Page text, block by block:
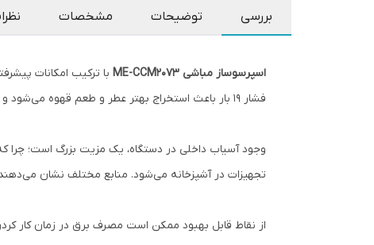
بررسی توضیحات مشخصات
اسپرسوساز مباشی ME-CCM2073
با ترکیب امکانات
فشار ۱۹ بار باعث استخراج بهتر عطر و طعم قهوه می‌شود و سیستم Dual Thermoblock سرعت گرم شدن را بسیار بالا می‌برد.
وجود آسیاب داخلی در دستگاه، یک مزیت بزرگ است؛ چرا
تجهیزات در آشپزخانه می‌شود. منابع مختلف نشان می‌دهند قدرت
از نقاط قابل بهبود ممکن است مصرف برق در زمان کار